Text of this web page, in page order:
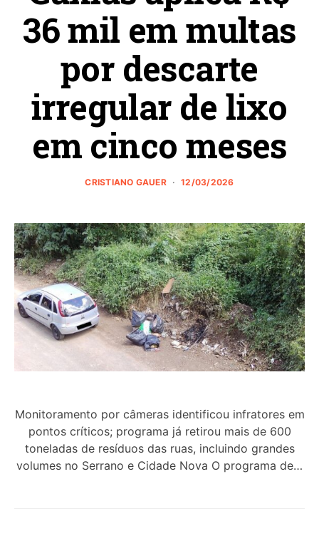
36 mil em multas
por descarte
irregular de lixo
em cinco meses
CRISTIANO GAUER 12/03/2026
Monitoramento por câmeras identificou infratores em
pontos críticos; programa já retirou mais de 600
toneladas de resíduos das ruas, incluindo grandes
volumes no Serrano e Cidade Nova O programa de…